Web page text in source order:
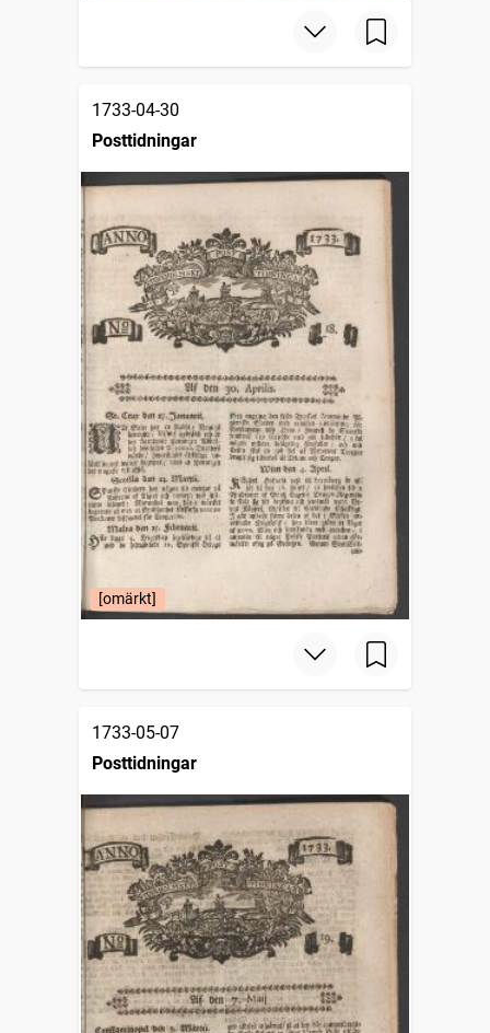
1733-04-30
Posttidningar
[omärkt]
1733-05-07
Posttidningar